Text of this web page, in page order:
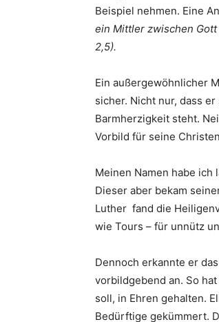
Beispiel nehmen. Eine
ein Mittler zwischen Gott
2,5).
Ein außergewöhnlicher
sicher. Nicht nur, dass
Barmherzigkeit steht.
Vorbild für seine
Meinen Namen habe
Dieser aber bekam
Luther fand die
wie Tours – für unnütz
Dennoch erkannte er
vorbildgebend an. So
soll, in Ehren gehalten.
Bedürftige gekümmert.